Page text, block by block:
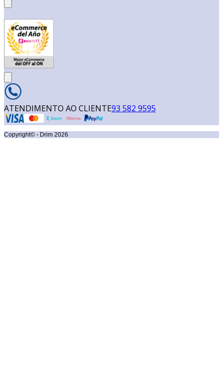
ATENDIMENTO AO CLIENTE93 582 9595
Copyright© - Drim 2026